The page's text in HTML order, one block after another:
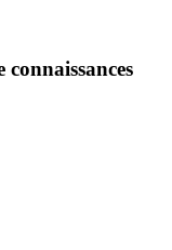
connaissances